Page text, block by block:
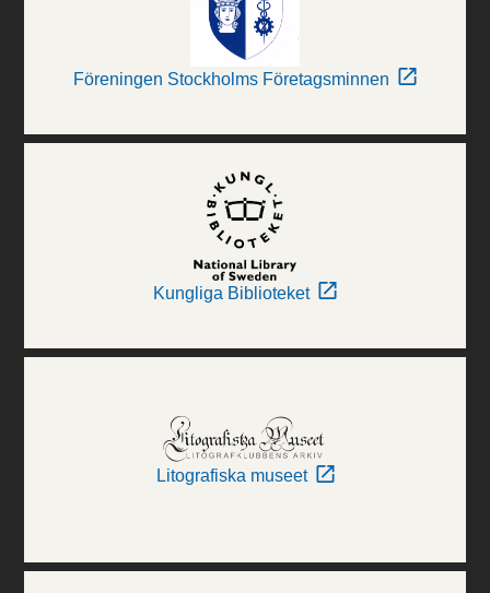
Föreningen Stockholms Företagsminnen
Kungliga Biblioteket
Litografiska museet